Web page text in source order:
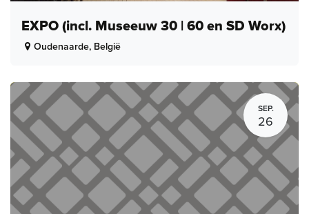
EXPO (incl. Museeuw 30 | 60 en SD Worx)
Oudenaarde, België
SEP.
26